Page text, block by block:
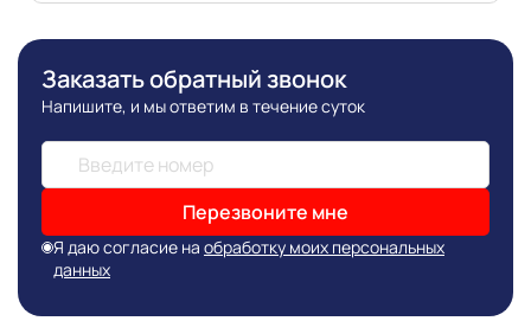
Заказать обратный звонок
Напишите, и мы ответим в течение суток
Перезвоните мне
Я даю согласие на обработку моих персональных
данных